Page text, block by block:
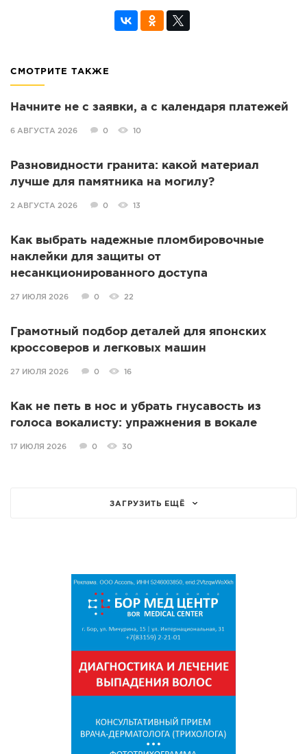
СМОТРИТЕ ТАКЖЕ
Начните не с заявки, а с календаря платежей
6 АВГУСТА 2026 0 10
Разновидности гранита: какой материал
лучше для памятника на могилу?
2 АВГУСТА 2026 0 13
Как выбрать надежные пломбировочные
наклейки для защиты от
несанкционированного доступа
27 ИЮЛЯ 2026 0 22
Грамотный подбор деталей для японских
кроссоверов и легковых машин
27 ИЮЛЯ 2026 0 16
Как не петь в нос и убрать гнусавость из
голоса вокалисту: упражнения в вокале
17 ИЮЛЯ 2026 0 30
ЗАГРУЗИТЬ ЕЩЁ